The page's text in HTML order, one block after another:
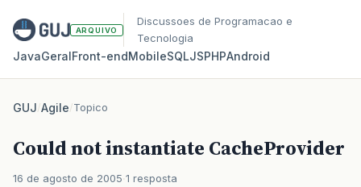
ARQUIVO
Discussoes de Programacao e
Tecnologia
JavaGeralFront‑endMobileSQLJSPHPAndroid
GUJ/Agile/Topico
Could not instantiate CacheProvider
16 de agosto de 2005 1 resposta